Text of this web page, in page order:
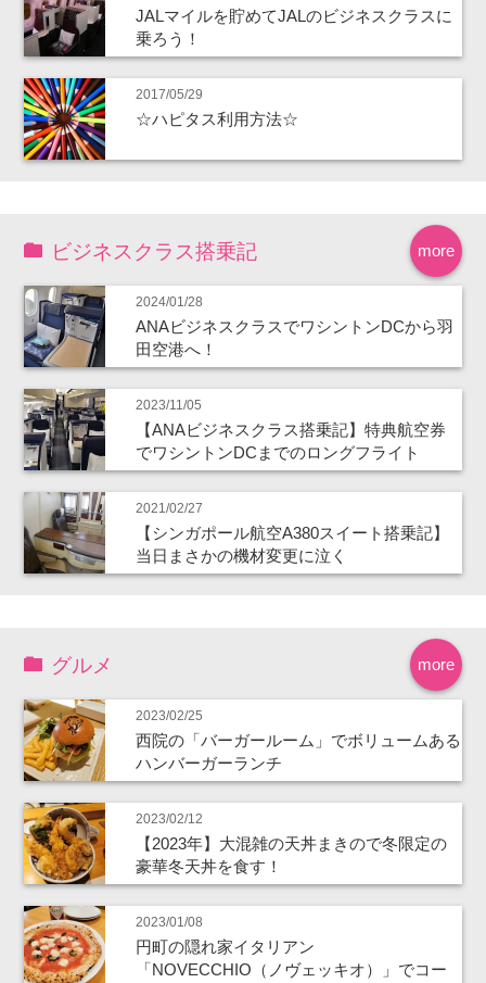
JALマイルを貯めてJALのビジネスクラスに
乗ろう！
2017/05/29
☆ハピタス利用方法☆
more
ビジネスクラス搭乗記
2024/01/28
ANAビジネスクラスでワシントンDCから羽
田空港へ！
2023/11/05
【ANAビジネスクラス搭乗記】特典航空券
でワシントンDCまでのロングフライト
2021/02/27
【シンガポール航空A380スイート搭乗記】
当日まさかの機材変更に泣く
more
グルメ
2023/02/25
西院の「バーガールーム」でボリュームある
ハンバーガーランチ
2023/02/12
【2023年】大混雑の天丼まきので冬限定の
豪華冬天丼を食す！
2023/01/08
円町の隠れ家イタリアン
「NOVECCHIO（ノヴェッキオ）」でコー